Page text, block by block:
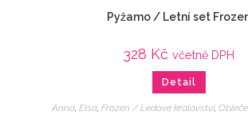
Pyžamo / Letní set
328 Kč včetně DPH
Detail
Anna, Elsa, Frozen / Ledové království,